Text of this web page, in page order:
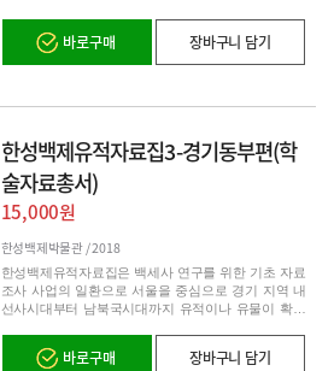
바로구매 장바구니 담기
한성백제유적자료집3-경기동부편(학
술자료총서)
15,000원
한성백제박물관 /2018
한성백제유적자료집은 백세사 연구를 위한 기초 자료
조사 사업의 일환으로 서울을 중심으로 경기 지역 내
선사시대부터 남북국시대까지 유적이나 유물이 확인
서 백제사와 역사문화적 관계를 직간접적으로 밝혀줄
바로구매 장바구니 담기